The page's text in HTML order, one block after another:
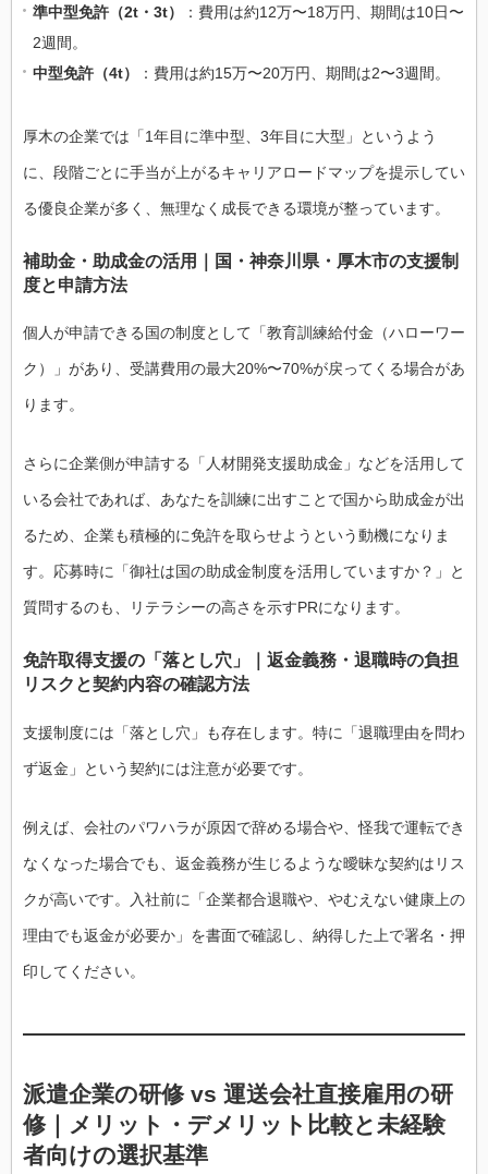
準中型免許（2t・3t）
：費用は約12万〜18万円、期間は10日〜
2週間。
中型免許（4t）
：費用は約15万〜20万円、期間は2〜3週間。
厚木の企業では「1年目に準中型、3年目に大型」というよう
に、段階ごとに手当が上がるキャリアロードマップを提示してい
る優良企業が多く、無理なく成長できる環境が整っています。
補助金・助成金の活用｜国・神奈川県・厚木市の支援制
度と申請方法
個人が申請できる国の制度として「教育訓練給付金（ハローワー
ク）」があり、受講費用の最大20%〜70%が戻ってくる場合があ
ります。
さらに企業側が申請する「人材開発支援助成金」などを活用して
いる会社であれば、あなたを訓練に出すことで国から助成金が出
るため、企業も積極的に免許を取らせようという動機になりま
す。応募時に「御社は国の助成金制度を活用していますか？」と
質問するのも、リテラシーの高さを示すPRになります。
免許取得支援の「落とし穴」｜返金義務・退職時の負担
リスクと契約内容の確認方法
支援制度には「落とし穴」も存在します。特に「退職理由を問わ
ず返金」という契約には注意が必要です。
例えば、会社のパワハラが原因で辞める場合や、怪我で運転でき
なくなった場合でも、返金義務が生じるような曖昧な契約はリス
クが高いです。入社前に「企業都合退職や、やむえない健康上の
理由でも返金が必要か」を書面で確認し、納得した上で署名・押
印してください。
派遣企業の研修 vs 運送会社直接雇用の研
修｜メリット・デメリット比較と未経験
者向けの選択基準